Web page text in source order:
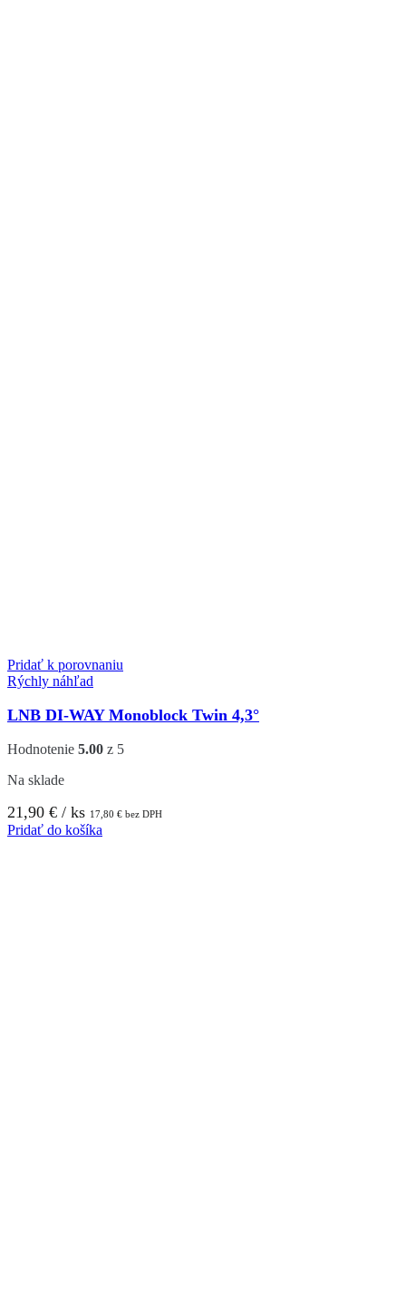
Pridať k porovnaniu
Rýchly náhľad
LNB DI-WAY Monoblock Twin 4,3°
Hodnotenie 5.00 z 5
Na sklade
21,90 € / ks 17,80 € bez DPH
Pridať do košíka